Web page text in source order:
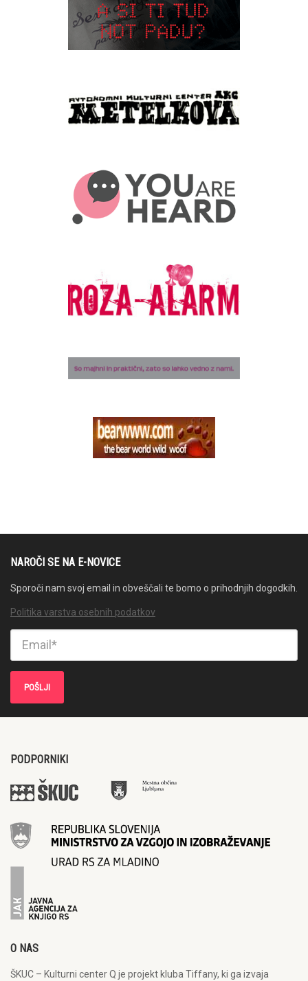
NAROČI SE NA E-NOVICE
Sporoči nam svoj email in obveščali te bomo o prihodnjih dogodkih.
Politika varstva osebnih podatkov
PODPORNIKI
O NAS
ŠKUC – Kulturni center Q je projekt kluba Tiffany, ki ga izvaja